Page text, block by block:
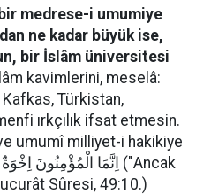
medrese-i umumiye
ne kadar büyük ise,
bir İslâm üniversitesi
kavimlerini, meselâ:
Türkistan,
ırkçılık ifsat etmesin.
umumî milliyet-i hakikiye
Sûresi, 49:10.)